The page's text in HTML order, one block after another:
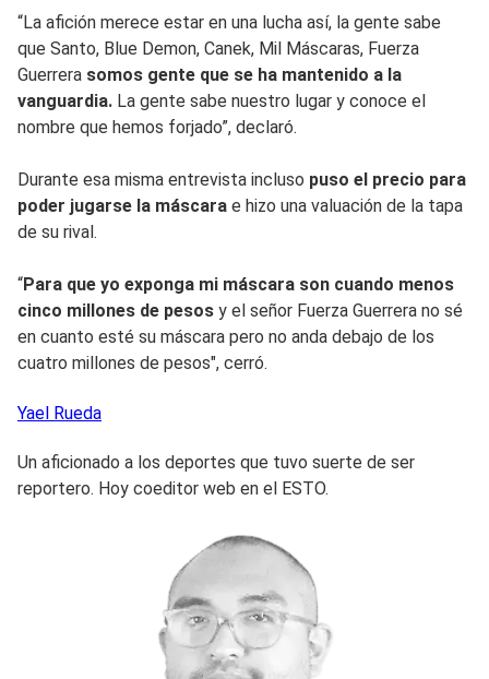
“La afición merece estar en una lucha así, la gente sabe
que Santo, Blue Demon, Canek, Mil Máscaras, Fuerza
Guerrera somos gente que se ha mantenido a la
vanguardia. La gente sabe nuestro lugar y conoce el
nombre que hemos forjado”, declaró.
Durante esa misma entrevista incluso puso el precio para
poder jugarse la máscara e hizo una valuación de la tapa
de su rival.
“Para que yo exponga mi máscara son cuando menos
cinco millones de pesos y el señor Fuerza Guerrera no sé
en cuanto esté su máscara pero no anda debajo de los
cuatro millones de pesos", cerró.
Yael Rueda
Un aficionado a los deportes que tuvo suerte de ser
reportero. Hoy coeditor web en el ESTO.